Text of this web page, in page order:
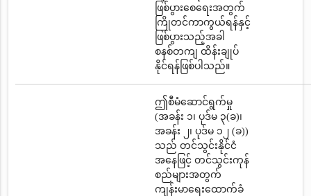
ဖြစ်ပွားစေရေးအတွက်
ကြိုတင်ကာကွယ်ရန်နှင့်
ဖြစ်ပွားသည့်အခါ
စနစ်တကျ ထိန်းချုပ်
နိုင်ရန်ဖြစ်ပါသည်။
ဤစီမံဆောင်ရွက်မှု
(အခန်း ၁၊ ပုဒ်မ ၃(ခ)၊
အခန်း ၂၊ ပုဒ်မ ၁၂ (ခ))
သည် တင်သွင်းနိုင်ငံ
အနေဖြင့် တင်သွင်းကုန်
စည်များအတွက်
ကျန်းမာရေးထောက်ခံ